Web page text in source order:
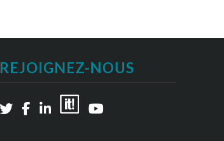
REJOIGNEZ-NOUS